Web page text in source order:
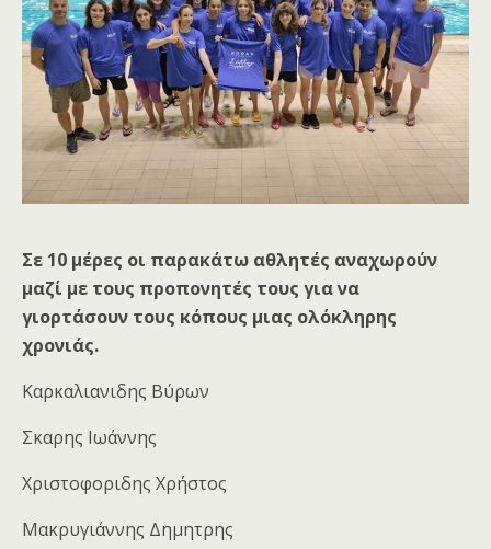
Σε 10 μέρες οι παρακάτω αθλητές αναχωρούν
μαζί με τους προπονητές τους για να
γιορτάσουν τους κόπους μιας ολόκληρης
χρονιάς.
Καρκαλιανιδης Βύρων
Σκαρης Ιωάννης
Χριστοφοριδης Χρήστος
Μακρυγιάννης Δημητρης